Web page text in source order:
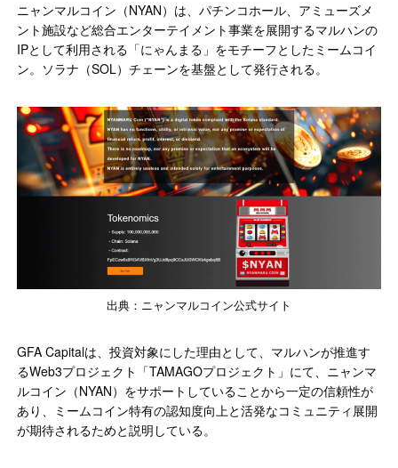
ニャンマルコイン（NYAN）は、パチンコホール、アミューズメ
ント施設など総合エンターテイメント事業を展開するマルハンの
IPとして利用される「にゃんまる」をモチーフとしたミームコイ
ン。ソラナ（SOL）チェーンを基盤として発行される。
出典：ニャンマルコイン公式サイト
GFA Capitalは、投資対象にした理由として、マルハンが推進す
るWeb3プロジェクト「TAMAGOプロジェクト」にて、ニャンマ
ルコイン（NYAN）をサポートしていることから一定の信頼性が
あり、ミームコイン特有の認知度向上と活発なコミュニティ展開
が期待されるためと説明している。